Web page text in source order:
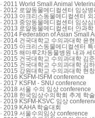
· 2011 World Small Animal
· 2012 로얄동물메디컬센터 임상
· 2013 아크리스동물메디컬센터
· 2013 중앙동물메디컬센터 임상심
· 2013 로얄동물메디컬센터 안과
· 2014 Federation of Asian Small
· 2014 건국대학교 수의과대학 윤
· 2015 아크리스동물메디컬센터
· 2015 해마루2차동물병원 내과 세
· 2015 건국대학교 수의과대학 김
· 2015 건국대학교 수의과대학 김
· 2015 강원대학교 수의과대학 현
· 2016 KSFM-ISFM conference
· 2017 KSFM - SNU conference
· 2018 서울 수의 임상 conference
· 2018 한국임상수의학회 추계 학
· 2019 KSFM-KSVC 임상
· 2019 KAHA 학술대회
· 2019 서울수의임상 conference